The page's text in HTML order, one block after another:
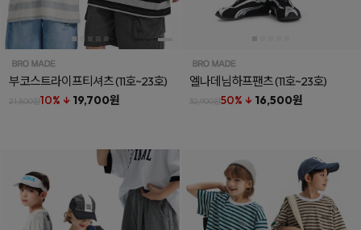
부코스트라이프티셔츠(11호~23호)
21,800원10% ↓ 19,700원
엘나데님하프팬츠(11호~23호)
32,900원50% ↓ 16,500원